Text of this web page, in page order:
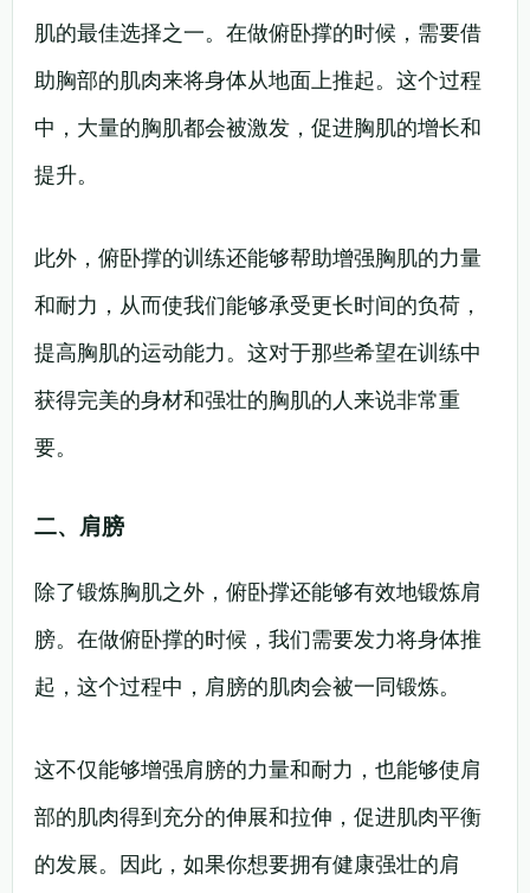
肌的最佳选择之一。在做俯卧撑的时候，需要借
助胸部的肌肉来将身体从地面上推起。这个过程
中，大量的胸肌都会被激发，促进胸肌的增长和
提升。
此外，俯卧撑的训练还能够帮助增强胸肌的力量
和耐力，从而使我们能够承受更长时间的负荷，
提高胸肌的运动能力。这对于那些希望在训练中
获得完美的身材和强壮的胸肌的人来说非常重
要。
二、肩膀
除了锻炼胸肌之外，俯卧撑还能够有效地锻炼肩
膀。在做俯卧撑的时候，我们需要发力将身体推
起，这个过程中，肩膀的肌肉会被一同锻炼。
这不仅能够增强肩膀的力量和耐力，也能够使肩
部的肌肉得到充分的伸展和拉伸，促进肌肉平衡
的发展。因此，如果你想要拥有健康强壮的肩